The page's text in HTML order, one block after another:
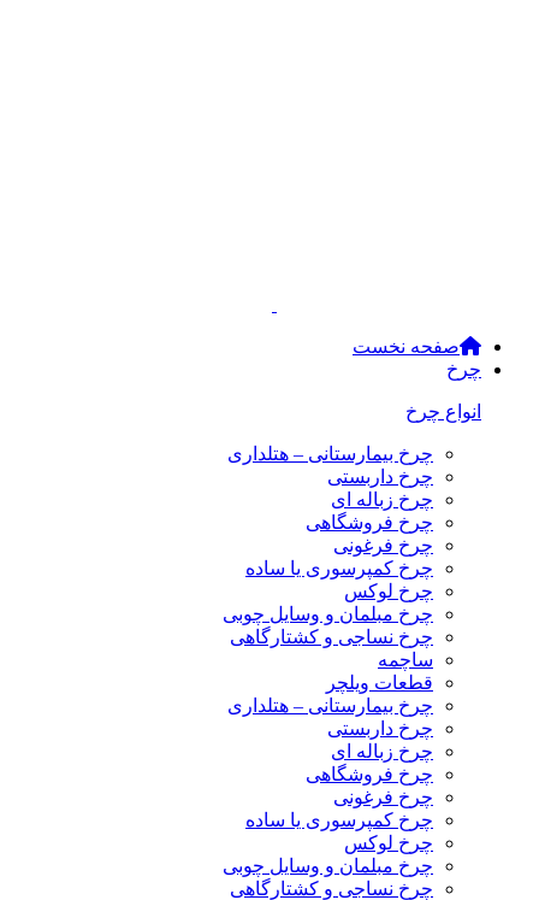
صفحه نخست
چرخ
انواع چرخ
چرخ بیمارستانی – هتلداری
چرخ داربستی
چرخ زباله ای
چرخ فروشگاهی
چرخ فرغونی
چرخ کمپرسوری یا ساده
چرخ لوکس
چرخ مبلمان و وسایل چوبی
چرخ نساجی و کشتارگاهی
ساچمه
قطعات ویلچر
چرخ بیمارستانی – هتلداری
چرخ داربستی
چرخ زباله ای
چرخ فروشگاهی
چرخ فرغونی
چرخ کمپرسوری یا ساده
چرخ لوکس
چرخ مبلمان و وسایل چوبی
چرخ نساجی و کشتارگاهی